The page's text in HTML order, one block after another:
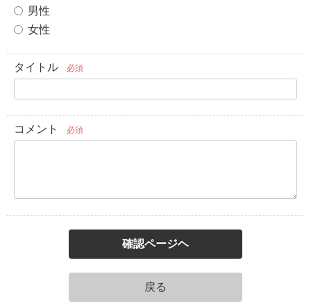
男性
女性
タイトル 必須
コメント 必須
確認ページヘ
戻る